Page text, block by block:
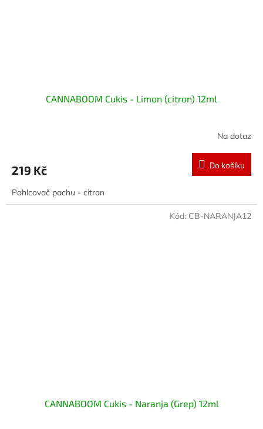
CANNABOOM Cukis - Limon (citron) 12ml
Na dotaz
219 Kč Do košíku
Pohlcovač pachu - citron
CANNABOOM Cukis - Naranja (Grep) 12ml
Kód: CB-NARANJA12